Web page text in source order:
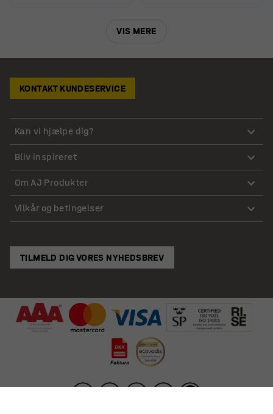
VIS MERE
KONTAKT KUNDESERVICE
Kan vi hjælpe dig?
Bliv inspireret
Om AJ Produkter
Vilkår og betingelser
TILMELD DIG VORES NYHEDSBREV